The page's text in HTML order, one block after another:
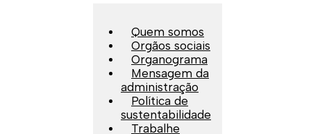
Quem somos
Orgãos sociais
Organograma
Mensagem da
administração
Política de
sustentabilidade
Trabalhe